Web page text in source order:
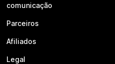
comunicação
Parceiros
Afiliados
Legal